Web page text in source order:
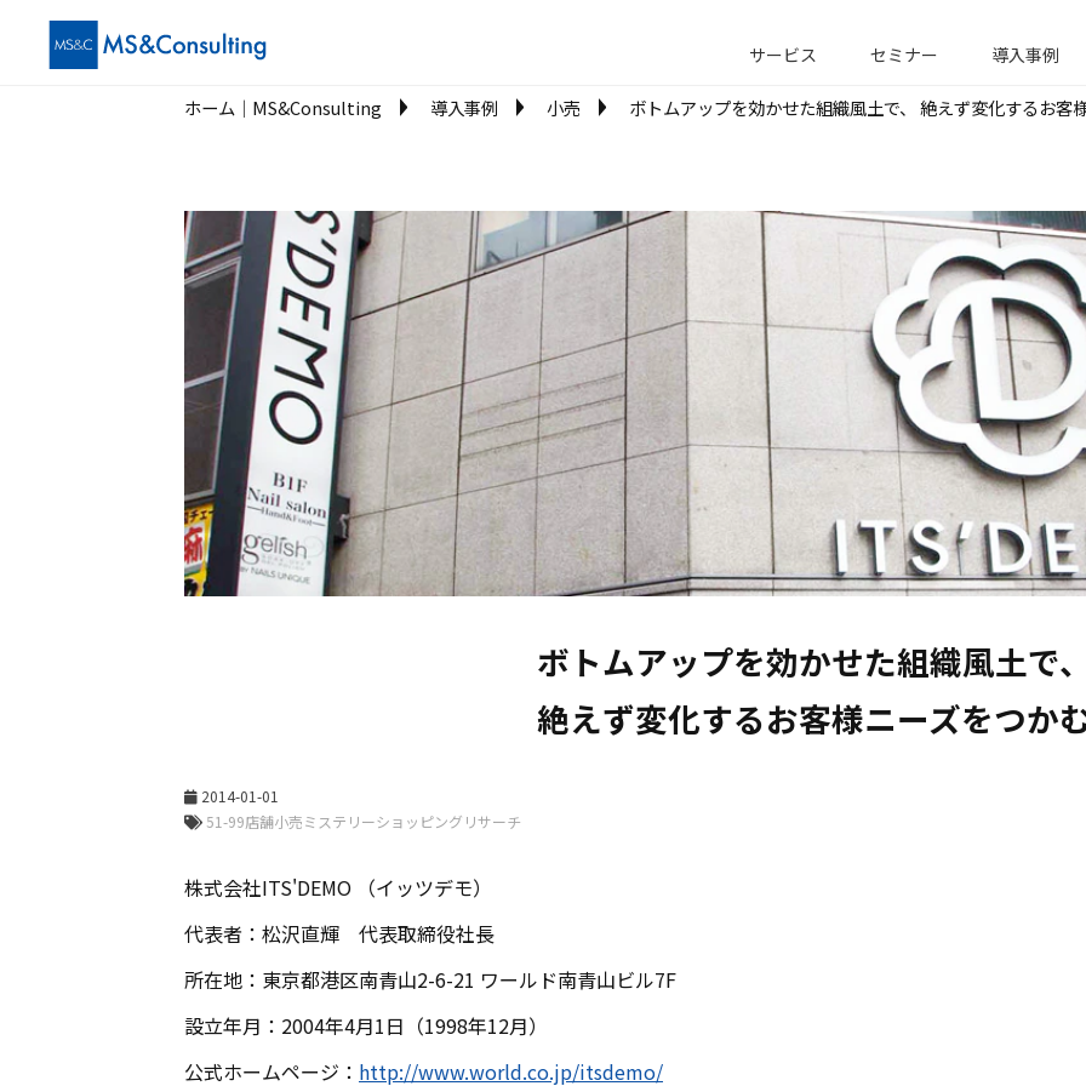
サービス セミナー 導入事例
ホーム│MS&Consulting 導入事例 小売 ボトムアップを効かせた組織風土で、 絶えず変化するお客
ボトムアップを効かせた組織風土で
絶えず変化するお客様ニーズをつか
2014-01-01
株式会社ITS'DEMO （イッツデモ）
代表者：松沢直輝 代表取締役社長
所在地：東京都港区南青山2-6-21 ワールド南青山ビル7F
設立年月：2004年4月1日（1998年12月）
公式ホームページ： http://www.world.co.jp/itsdemo/